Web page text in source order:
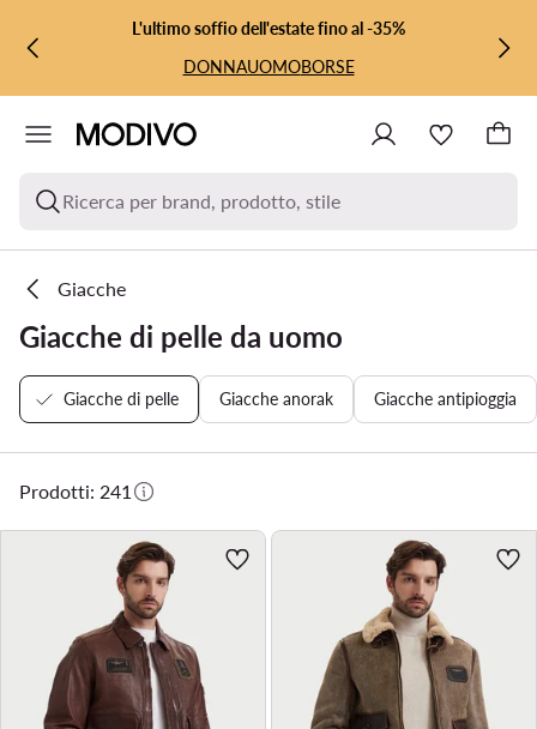
VAI AL CONTENUTO PRINCIPALE
VAI ALLA RICERCAL'ultimo soffio dell'estate fino al -35%
DONNAUOMOBORSE
Ricerca per brand, prodotto, stile
Giacche
Giacche di pelle da uomo
Giacche di pelle Giacche anorak Giacche antipioggia
Prodotti: 241